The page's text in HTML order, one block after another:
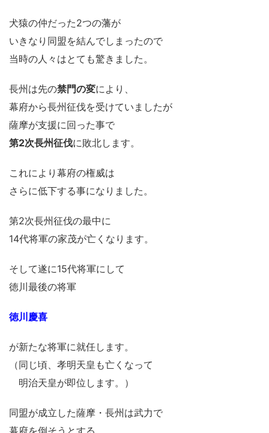
犬猿の仲だった2つの藩が
いきなり同盟を結んでしまったので
当時の人々はとても驚きました。
長州は先の禁門の変により、
幕府から長州征伐を受けていましたが
薩摩が支援に回った事で
第2次長州征伐に敗北します。
これにより幕府の権威は
さらに低下する事になりました。
第2次長州征伐の最中に
14代将軍の家茂が亡くなります。
そして遂に15代将軍にして
徳川最後の将軍
徳川慶喜
が新たな将軍に就任します。
（同じ頃、孝明天皇も亡くなって
明治天皇が即位します。）
同盟が成立した薩摩・長州は武力で